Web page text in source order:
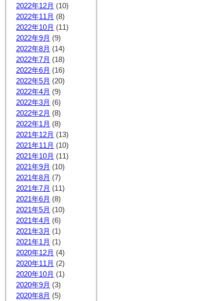
2022年12月 (10)
2022年11月 (8)
2022年10月 (11)
2022年9月 (9)
2022年8月 (14)
2022年7月 (18)
2022年6月 (16)
2022年5月 (20)
2022年4月 (9)
2022年3月 (6)
2022年2月 (8)
2022年1月 (8)
2021年12月 (13)
2021年11月 (10)
2021年10月 (11)
2021年9月 (10)
2021年8月 (7)
2021年7月 (11)
2021年6月 (8)
2021年5月 (10)
2021年4月 (6)
2021年3月 (1)
2021年1月 (1)
2020年12月 (4)
2020年11月 (2)
2020年10月 (1)
2020年9月 (3)
2020年8月 (5)